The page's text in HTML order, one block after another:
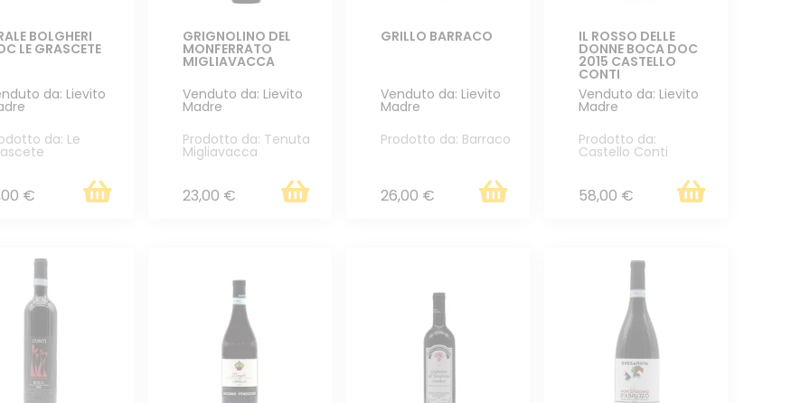
BOLGHERI
LE GRASCETE
da: Lievito
da: Le
€
GRIGNOLINO DEL
MONFERRATO
MIGLIAVACCA
Venduto da: Lievito
Madre
Prodotto da: Tenuta
Migliavacca
23,00 €
GRILLO BARRACO
Venduto da: Lievito
Madre
Prodotto da: Barraco
26,00 €
IL ROSSO DELLE
DONNE BOCA DOC
2015 CASTELLO
CONTI
Venduto da: Lievito
Madre
Prodotto da:
Castello Conti
58,00 €